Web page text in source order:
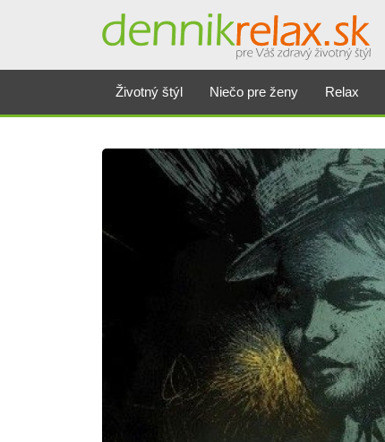
Životný štýl Niečo pre ženy Relax